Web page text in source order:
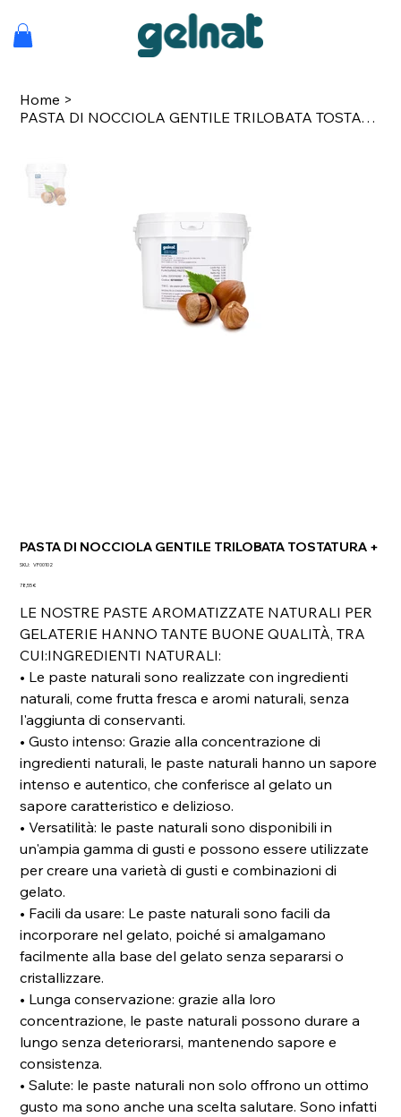
Home >
PASTA DI NOCCIOLA GENTILE TRILOBATA TOSTATURA +
PASTA DI NOCCIOLA GENTILE TRILOBATA TOSTATURA +
SKU:
SKU
VF00102
Prezzo
78,55 €
LE NOSTRE PASTE AROMATIZZATE NATURALI PER
GELATERIE HANNO TANTE BUONE QUALITÀ, TRA
CUI:INGREDIENTI NATURALI:
• Le paste naturali sono realizzate con ingredienti
naturali, come frutta fresca e aromi naturali, senza
l'aggiunta di conservanti.
• Gusto intenso: Grazie alla concentrazione di
ingredienti naturali, le paste naturali hanno un sapore
intenso e autentico, che conferisce al gelato un
sapore caratteristico e delizioso.
• Versatilità: le paste naturali sono disponibili in
un'ampia gamma di gusti e possono essere utilizzate
per creare una varietà di gusti e combinazioni di
gelato.
• Facili da usare: Le paste naturali sono facili da
incorporare nel gelato, poiché si amalgamano
facilmente alla base del gelato senza separarsi o
cristallizzare.
• Lunga conservazione: grazie alla loro
concentrazione, le paste naturali possono durare a
lungo senza deteriorarsi, mantenendo sapore e
consistenza.
• Salute: le paste naturali non solo offrono un ottimo
gusto ma sono anche una scelta salutare. Sono infatti